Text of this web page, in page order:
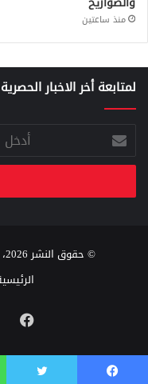
منذ ساعتين
لمتابعة أخر الاخبار الحصرية
أدخل
بريدك
الإلكتروني
© حقوق النشر 2026، جميع الحقوق محفوظة |